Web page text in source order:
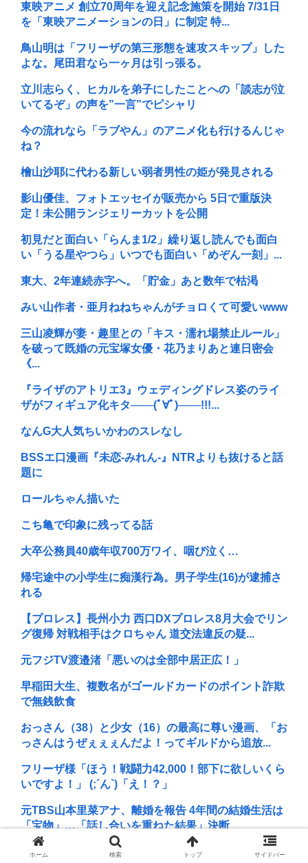
東映アニメ 創立70周年を迎え記念施策を開始 7/31日
を「東映アニメーションの日」に制定 特...
鳥山明は「フリーザの第三形態を速攻スキップ」した
よな。尾田君なら一ヶ月は引っ張る。
立川志らく、ヒカルを弟子にしたことへの「談志が泣
いてるぞ」の声を”一言”でピシャリ
今の流れなら「ラブやん」のアニメ化も行けるんじゃ
ね？
檜山沙耶に代わる新しい弱者男性の姫が発見される
影山優佳、フォトエッセイが販売から 5日で重版決
定！未公開ランジェリーカットを公開
初見だと面白い「らんま1/2」繰り返し読んでも面白
い「うる星やつら」いつでも面白い「めぞん一刻」...
東大、2年連続赤字へ。「貯金」あと数年で枯渇
みい山作者・亜月ねねちゃんがチョロくて可愛いwww
三山凌輝が妻・趣里との「キス・濡れ場禁止ルール」
を破って既婚の元宝塚女優・花乃まりあと連日密会
《...
『ライザのアトリエ3』ウェディングドレス姿のライ
ザがフィギュア化キタ───(ﾟ∀ﾟ)───!!!...
なんG大人気ちいかわのスレなし
BSSエ口漫画『未恋-みれん-』NTRよりも抜けると話
題に
ロールちゃん描いた
こち亀で印象に残ってる話
大卒公務員40歳年収700万ワイ、咽び泣く…
帰宅途中の小学生に痴漢行為。男子学生(16)が逮捕さ
れる
【プロレス】長州小力 西口DXプロレス8月大会でリン
グ復帰 対戦相手はクロちゃん 道交法違反の疑...
元フジTV渡邉渚「悪いのは全部中居正広！」
早稲田大生、複数名がゴールドカードのポイント詐欺
で無銭飲食
おっさん（38）と少女（16）の最高に尊い漫画、「お
っさんはうぜぇぇぇんだよ！ってギルドから追放...
フリーザ様「ほう！戦闘力42,000！部下に欲しいくら
いですよ！」 (;´ん`)「え！？」
元TBS山本里菜アナ、離婚を報告 4年間の結婚生活は
「宝物」…「話し合いを重ねた結果」決断
日本の芸能人、続々と日本脱出
ホーム 検索 トップ サイドバー